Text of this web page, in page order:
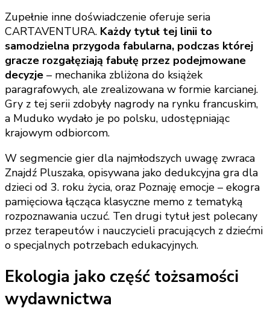
Zupełnie inne doświadczenie oferuje seria
CARTAVENTURA. Każdy tytuł tej linii to
samodzielna przygoda fabularna, podczas której
gracze rozgałęziają fabułę przez podejmowane
decyzje – mechanika zbliżona do książek
paragrafowych, ale zrealizowana w formie karcianej.
Gry z tej serii zdobyły nagrody na rynku francuskim,
a Muduko wydało je po polsku, udostępniając
krajowym odbiorcom.
W segmencie gier dla najmłodszych uwagę zwraca
Znajdź Pluszaka, opisywana jako dedukcyjna gra dla
dzieci od 3. roku życia, oraz Poznaję emocje – ekogra
pamięciowa łącząca klasyczne memo z tematyką
rozpoznawania uczuć. Ten drugi tytuł jest polecany
przez terapeutów i nauczycieli pracujących z dziećmi
o specjalnych potrzebach edukacyjnych.
Ekologia jako część tożsamości
wydawnictwa